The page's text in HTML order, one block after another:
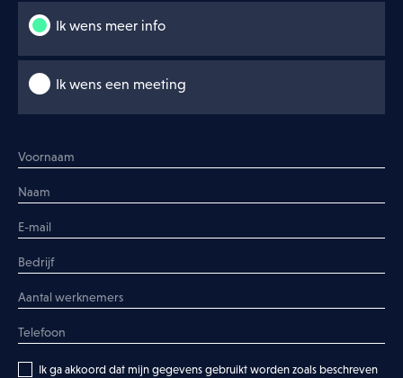
Meld je bedrijf aan
Ik wens meer info
Ik wens een meeting
Ik wens meer info
Ik wens een meeting
Ik ga akkoord dat mijn gegevens gebruikt worden zoals beschreven